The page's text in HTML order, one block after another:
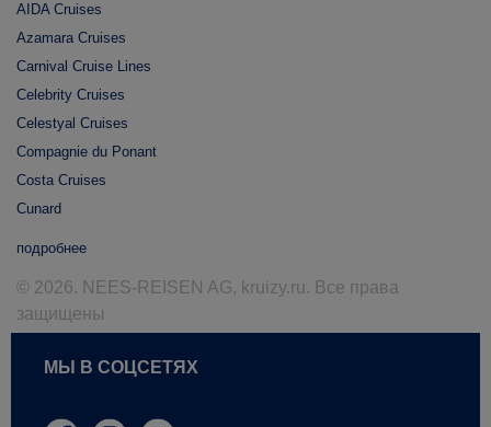
AIDA Cruises
Azamara Cruises
Carnival Cruise Lines
Celebrity Cruises
Celestyal Cruises
Compagnie du Ponant
Costa Cruises
Cunard
подробнее
© 2026. NEES-REISEN AG, kruizy.ru. Все права
защищены
МЫ В СОЦСЕТЯХ